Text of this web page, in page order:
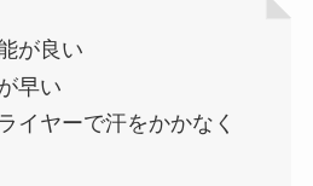
が良い
早い
イヤーで汗をかかなく